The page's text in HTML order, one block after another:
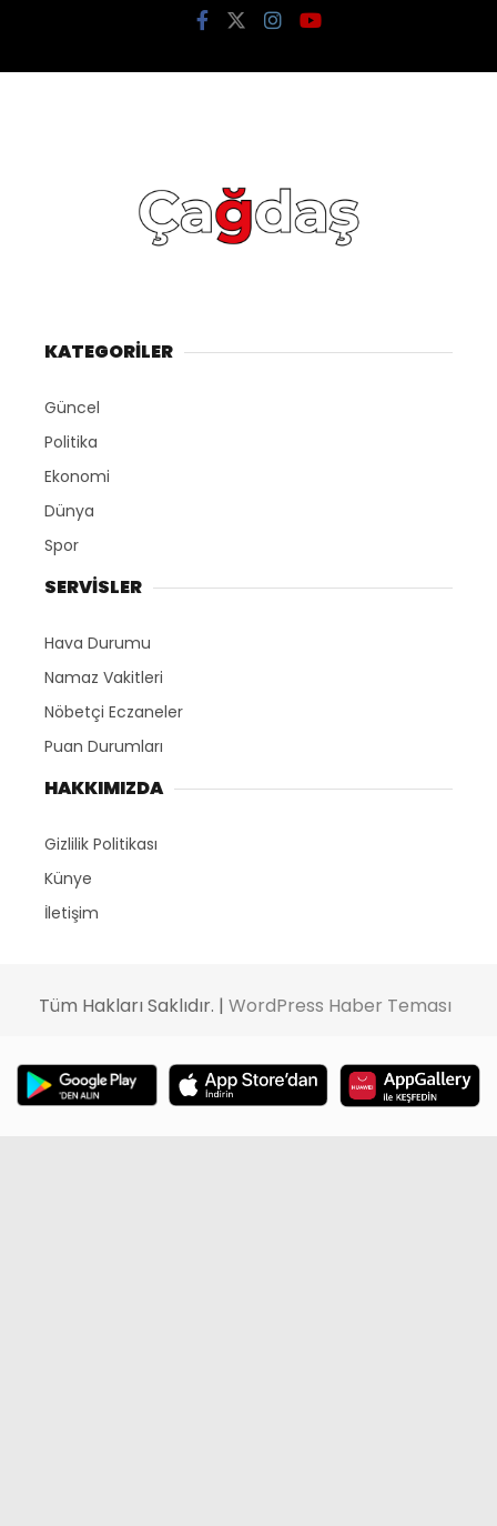
KATEGORİLER
Güncel
Politika
Ekonomi
Dünya
Spor
SERVİSLER
Hava Durumu
Namaz Vakitleri
Nöbetçi Eczaneler
Puan Durumları
HAKKIMIZDA
Gizlilik Politikası
Künye
İletişim
Tüm Hakları Saklıdır. | WordPress Haber Teması